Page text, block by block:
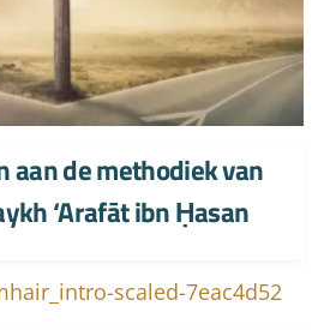
aan de methodiek van
‘Arafāt ibn Ḥasan